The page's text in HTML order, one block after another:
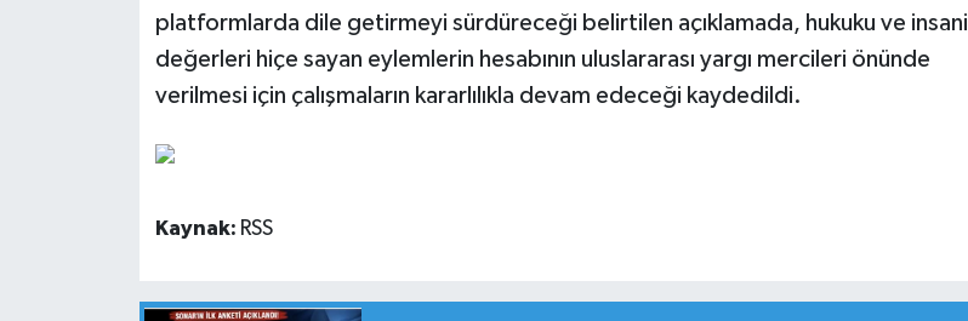
platformlarda dile getirmeyi sürdüreceği belirtilen açıklamada, hukuku ve insani
değerleri hiçe sayan eylemlerin hesabının uluslararası yargı mercileri önünde
verilmesi için çalışmaların kararlılıkla devam edeceği kaydedildi.
Kaynak: RSS